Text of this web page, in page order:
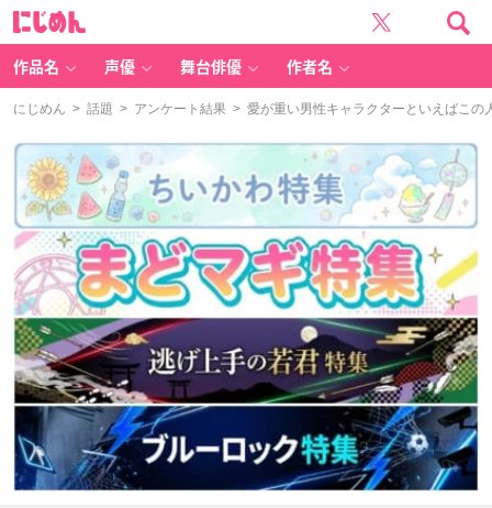
作品名 声優 舞台俳優 作者名
にじめん > 話題 > アンケート結果 > 愛が重い男性キャラクターといえばこの